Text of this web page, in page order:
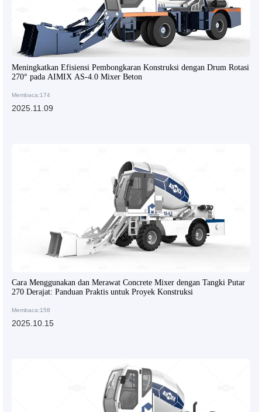
Meningkatkan Efisiensi Pembongkaran Konstruksi dengan Drum Rotasi
270° pada AIMIX AS-4.0 Mixer Beton
Membaca:174
2025.11.09
Cara Menggunakan dan Merawat Concrete Mixer dengan Tangki Putar
270 Derajat: Panduan Praktis untuk Proyek Konstruksi
Membaca:158
2025.10.15